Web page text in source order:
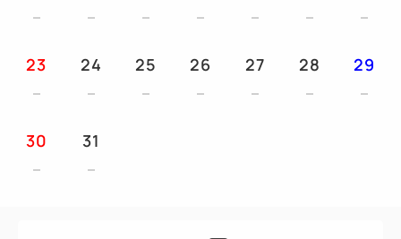
ユズ精油やサンショウ精油、温かみのある穏やかな香
じて頂けます。
奈良の特産品「蚊帳生地」で作られた、ならイズムさ
23 24 25 26 27 28 29
30 31